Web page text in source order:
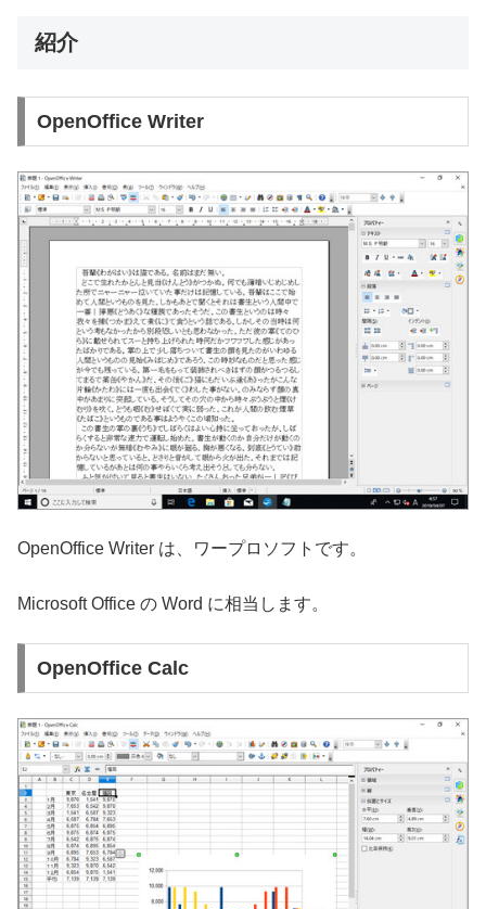
紹介
OpenOffice Writer
OpenOffice Writer は、ワープロソフトです。
Microsoft Office の Word に相当します。
OpenOffice Calc